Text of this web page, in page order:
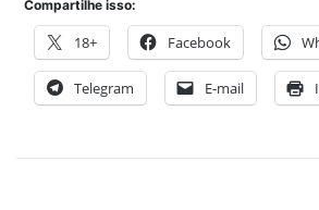
Compartilhe isso:
18+ Facebook
Telegram E-mail